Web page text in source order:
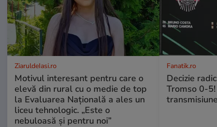
ZiaruldeIasi.ro
Motivul interesant pentru care o
elevă din rural cu o medie de top
la Evaluarea Națională a ales un
liceu tehnologic. „Este o
nebuloasă și pentru noi”
Fanatik.ro
Decizie
Tromso 0-